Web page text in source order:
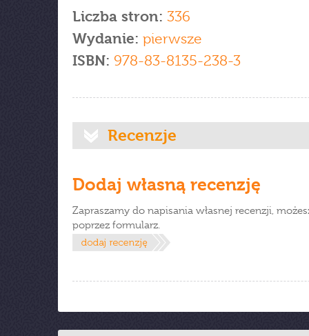
Liczba stron: 336
Wydanie: pierwsze
ISBN: 978-83-8135-238-3
Recenzje
Dodaj własną recenzję
Zapraszamy do napisania własnej recenzji,
poprzez formularz.